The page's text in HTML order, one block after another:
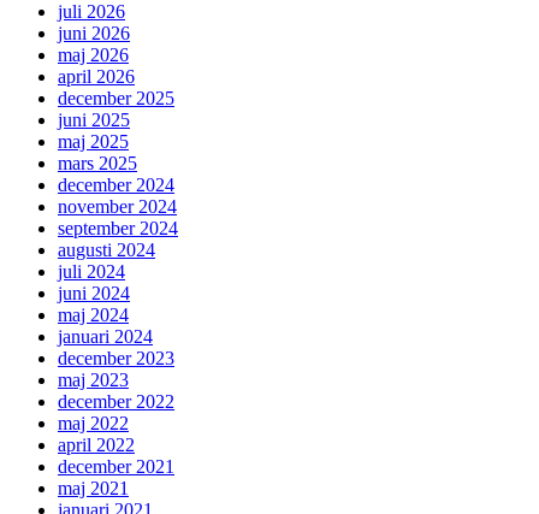
juli 2026
juni 2026
maj 2026
april 2026
december 2025
juni 2025
maj 2025
mars 2025
december 2024
november 2024
september 2024
augusti 2024
juli 2024
juni 2024
maj 2024
januari 2024
december 2023
maj 2023
december 2022
maj 2022
april 2022
december 2021
maj 2021